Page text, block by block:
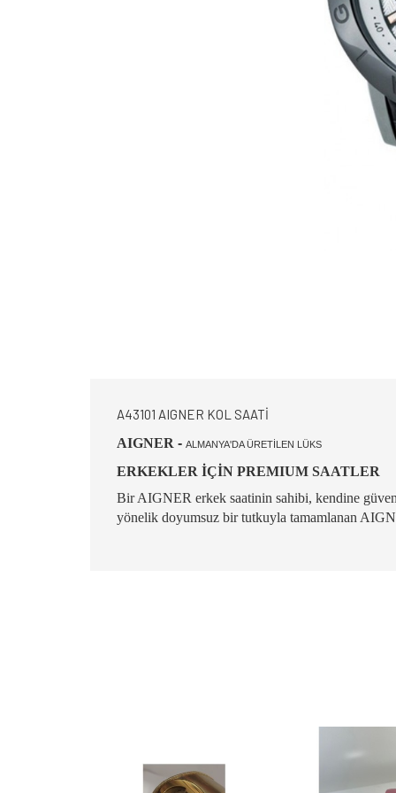
A43101 AIGNER KOL SAATİ
AIGNER - ALMANYA'DA ÜRETİLEN LÜKS
ERKEKLER İÇİN PREMIUM SAATLER
Bir AIGNER erkek saatinin sahibi, kendine
yönelik doyumsuz bir tutkuyla tamamlanan